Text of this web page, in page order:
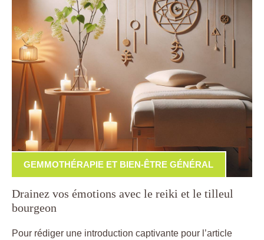
GEMMOTHÉRAPIE ET BIEN-ÊTRE GÉNÉRAL
Drainez vos émotions avec le reiki et le tilleul
bourgeon
Pour rédiger une introduction captivante pour l’article